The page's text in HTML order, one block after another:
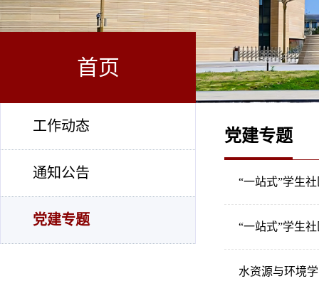
首页
工作动态
通知公告
党建专题
党建专题
“一站式”学生
“一站式”学生
水资源与环境